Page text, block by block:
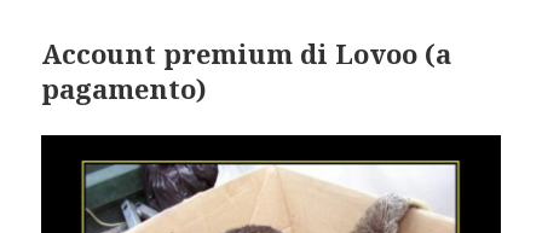
Account premium di Lovoo (a
pagamento)